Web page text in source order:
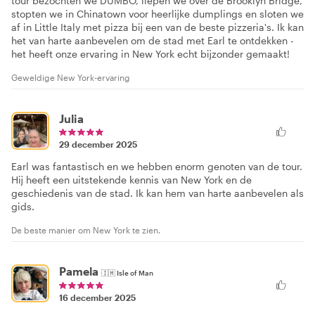
stopten we in Chinatown voor heerlijke dumplings en sloten we
af in Little Italy met pizza bij een van de beste pizzeria's. Ik kan
het van harte aanbevelen om de stad met Earl te ontdekken -
het heeft onze ervaring in New York echt bijzonder gemaakt!
Geweldige New York-ervaring
Julia
29 december 2025
Earl was fantastisch en we hebben enorm genoten van de tour.
Hij heeft een uitstekende kennis van New York en de
geschiedenis van de stad. Ik kan hem van harte aanbevelen als
gids.
De beste manier om New York te zien.
Pamela 🇮🇲Isle of Man
16 december 2025